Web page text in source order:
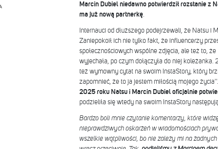
Marcin Dubiel niedawno potwierdził rozstanie z
ma już nową partnerkę.
Internauci od dłuższego podejrzewali, że Natsu i
Zaniepokoił ich nie tylko fakt, że influencerzy
społecznościowych wspólne zdjęcia, ale też to,
wyjechała, po czym dołączyła do niej koleżanka.
też wymowny cytat na swoim InstaStory, który
zapomnieć, że to ja jestem miłością mojego
2025 roku Natsu i Marcin Dubiel oficjalnie
podzieliła się wtedy na swoim InstaStory
Bardzo boli mnie czytanie komentarzy, które
nieprawdziwych oskarżeń w wiadomościach
wszelkie wątpliwości, bo nie zależy mi na